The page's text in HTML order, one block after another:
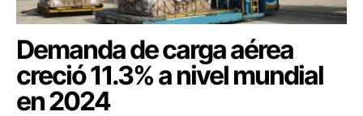
Demanda de carga aérea
creció 11.3% a nivel mundial
en 2024